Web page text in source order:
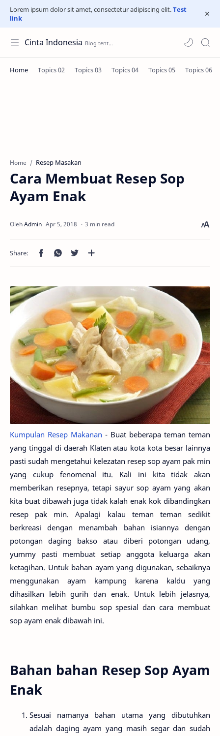
Lorem ipsum dolor sit amet, consectetur adipiscing elit.Test
link
Cinta Indonesia
Home Resep Masakan
Cara Membuat Resep Sop
Ayam Enak
3 min read
Kumpulan Resep Makanan - Buat beberapa teman teman
yang tinggal di daerah Klaten atau kota kota besar lainnya
pasti sudah mengetahui kelezatan resep sop ayam pak min
yang cukup fenomenal itu. Kali ini kita tidak akan
memberikan resepnya, tetapi sayur sop ayam yang akan
kita buat dibawah juga tidak kalah enak kok dibandingkan
resep pak min. Apalagi kalau teman teman sedikit
berkreasi dengan menambah bahan isiannya dengan
potongan daging bakso atau diberi potongan udang,
yummy pasti membuat setiap anggota keluarga akan
ketagihan. Untuk bahan ayam yang digunakan, sebaiknya
menggunakan ayam kampung karena kaldu yang
dihasilkan lebih gurih dan enak. Untuk lebih jelasnya,
silahkan melihat bumbu sop spesial dan cara membuat
sop ayam enak dibawah ini.
Bahan bahan Resep Sop Ayam
Enak
Sesuai namanya bahan utama yang dibutuhkan
adalah daging ayam yang masih segar dan sudah